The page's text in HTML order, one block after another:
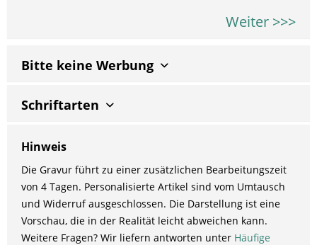
Weiter >>>
Bitte keine Werbung
Schriftarten
Hinweis
Die Gravur führt zu einer zusätzlichen Bearbeitungszeit
von 4 Tagen. Personalisierte Artikel sind vom Umtausch
und Widerruf ausgeschlossen. Die Darstellung ist eine
Vorschau, die in der Realität leicht abweichen kann.
Weitere Fragen? Wir liefern antworten unter Häufige